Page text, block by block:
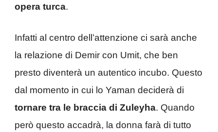
opera turca.
Infatti al centro dell’attenzione ci sarà anche
la relazione di Demir con Umit, che ben
presto diventerà un autentico incubo. Questo
dal momento in cui lo Yaman deciderà di
tornare tra le braccia di Zuleyha. Quando
però questo accadrà, la donna farà di tutto